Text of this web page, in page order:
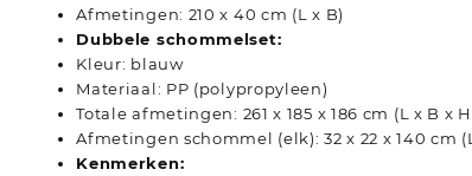
Afmetingen: 210 x 40 cm (L x B)
Dubbele schommelset:
Kleur: blauw
Materiaal: PP (polypropyleen)
Totale afmetingen: 261 x 185 x 186 cm (L x B x
Afmetingen schommel (elk): 32 x 22 x 140 cm
Kenmerken: